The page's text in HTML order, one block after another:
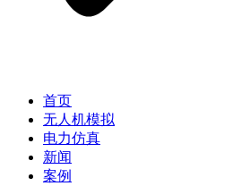
首页
无人机模拟
电力仿真
新闻
案例